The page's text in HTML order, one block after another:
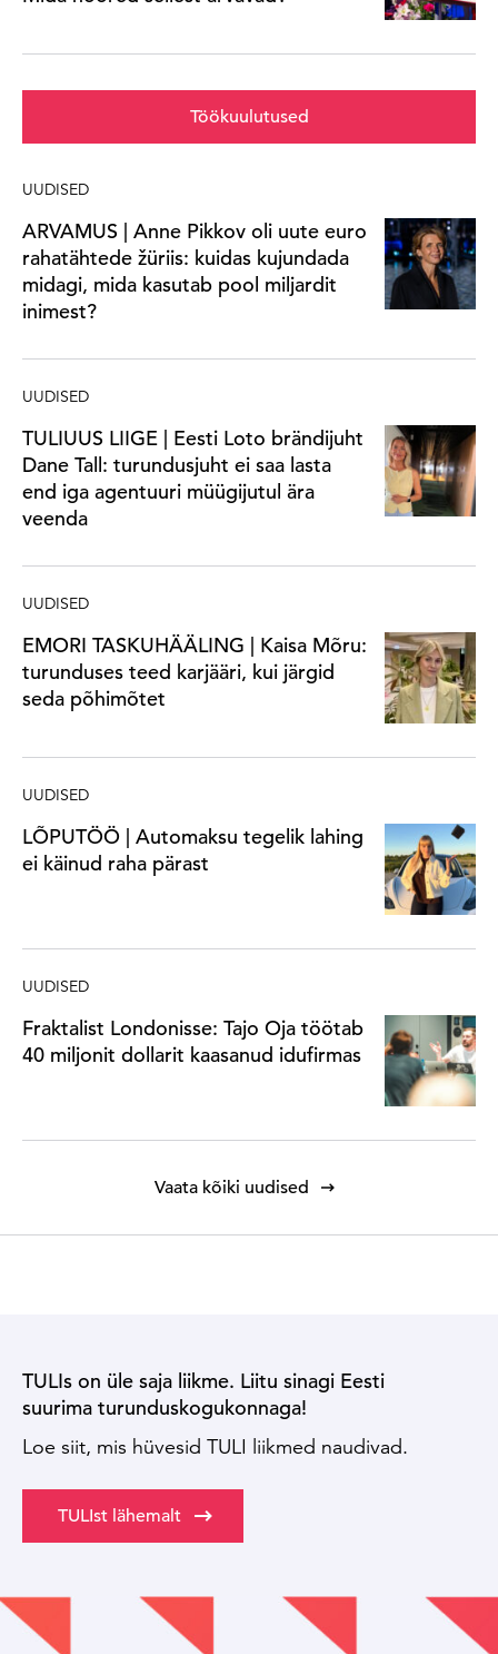
Töökuulutused
UUDISED
ARVAMUS | Anne Pikkov oli uute euro
rahatähtede žüriis: kuidas kujundada
midagi, mida kasutab pool miljardit
inimest?
UUDISED
TULIUUS LIIGE | Eesti Loto brändijuht
Dane Tall: turundusjuht ei saa lasta
end iga agentuuri müügijutul ära
veenda
UUDISED
EMORI TASKUHÄÄLING | Kaisa Mõru:
turunduses teed karjääri, kui järgid
seda põhimõtet
UUDISED
LÕPUTÖÖ | Automaksu tegelik lahing
ei käinud raha pärast
UUDISED
Fraktalist Londonisse: Tajo Oja töötab
40 miljonit dollarit kaasanud idufirmas
Vaata kõiki uudised
TULIs on üle saja liikme. Liitu sinagi Eesti
suurima turunduskogukonnaga!
Loe siit, mis hüvesid TULI liikmed naudivad.
TULIst lähemalt